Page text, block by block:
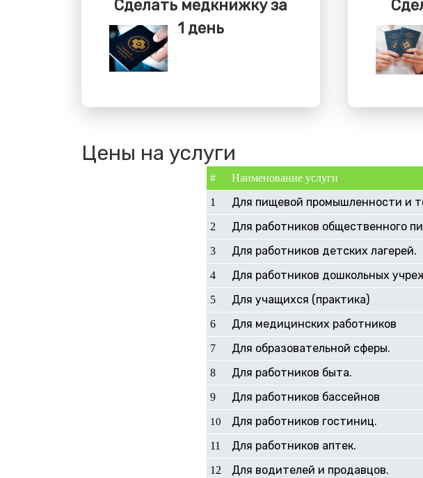
Сделать медкнижку за
1 день
Цены на услуги
# Наименование услуги
1 Для пищевой промышленности и
2 Для работников общественного
3 Для работников детских лагерей.
4 Для работников дошкольных
5 Для учащихся (практика)
6 Для медицинских работников
7 Для образовательной сферы.
8 Для работников быта.
9 Для работников бассейнов
10 Для работников гостиниц.
11 Для работников аптек.
12 Для водителей и продавцов.